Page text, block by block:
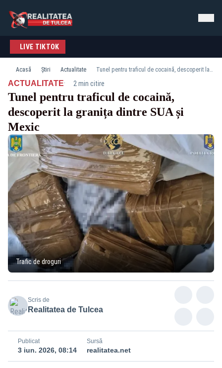
LIVE TIKTOK
Acasă Știri Actualitate Tunel pentru traficul de cocaină, descoperit la granița dintre SUA și Mexic
ACTUALITATE· 2 min citire
Tunel pentru traficul de cocaină,
descoperit la granița dintre SUA și
Mexic
Trafic de droguri
Scris de
Realitatea de Tulcea
Publicat
3 iun. 2026, 08:14
Sursă
realitatea.net